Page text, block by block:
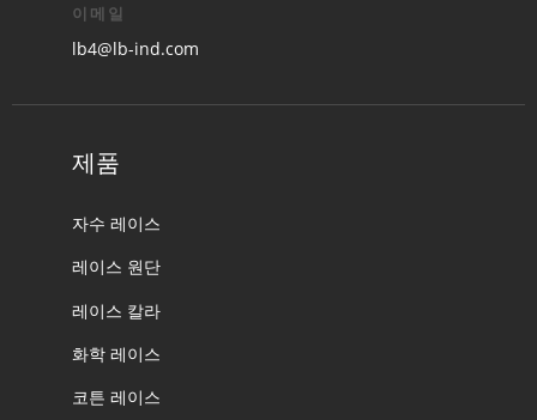
이메일
lb4@lb-ind.com
제품
자수 레이스
레이스 원단
레이스 칼라
화학 레이스
코튼 레이스